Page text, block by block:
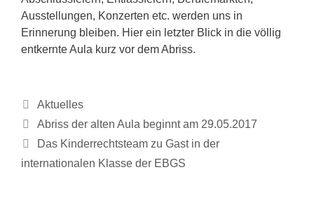
Ausstellungen, Konzerten etc. werden uns in
Erinnerung bleiben. Hier ein letzter Blick in die völlig
entkernte Aula kurz vor dem Abriss.
Kategorien
Aktuelles
Abriss der alten Aula beginnt am 29.05.2017
Das Kinderrechtsteam zu Gast in der
internationalen Klasse der EBGS